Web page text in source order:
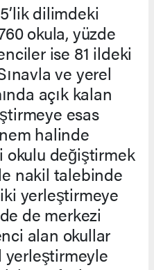
dilimdeki
okula, yüzde
ise 81 ildeki
ve yerel
açık kalan
esas
halinde
okulu değiştirmek
nakil talebinde
yerleştirmeye
de merkezi
alan okullar
yerleştirmeyle